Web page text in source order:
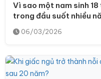
Vì sao một nam sinh
trong đầu suốt nhiều
06/03/2026